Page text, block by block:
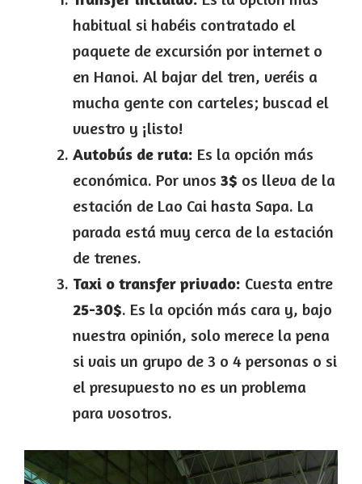
habitual si habéis contratado el
paquete de excursión por internet o
en Hanoi. Al bajar del tren, veréis a
mucha gente con carteles; buscad el
vuestro y ¡listo!
Autobús de ruta: Es la opción más
económica. Por unos 3$ os lleva de la
estación de Lao Cai hasta Sapa. La
parada está muy cerca de la estación
de trenes.
Taxi o transfer privado: Cuesta entre
25-30$. Es la opción más cara y, bajo
nuestra opinión, solo merece la pena
si vais un grupo de 3 o 4 personas o si
el presupuesto no es un problema
para vosotros.